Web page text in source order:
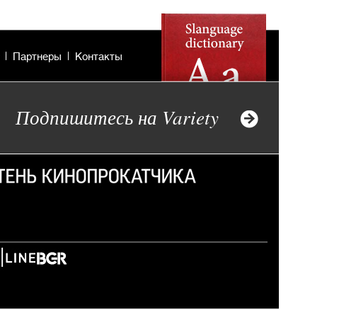
Партнеры Контакты
Подпишитесь на Variety